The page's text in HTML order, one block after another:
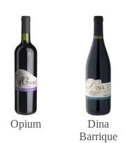
Opium
Dina
Barrique